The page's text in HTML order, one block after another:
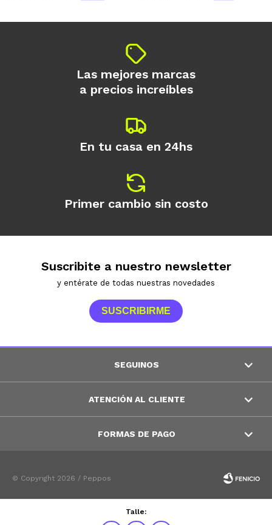
Talle:
Las mejores marcas
a precios increíbles
En tu casa en 24hs
Primer cambio sin costo
Suscribite a nuestro newsletter
y entérate de todas nuestras novedades
SUSCRIBIRME
SEGUINOS
ATENCIÓN AL CLIENTE
FORMAS DE PAGO
© Copyright 2026 / Peppos